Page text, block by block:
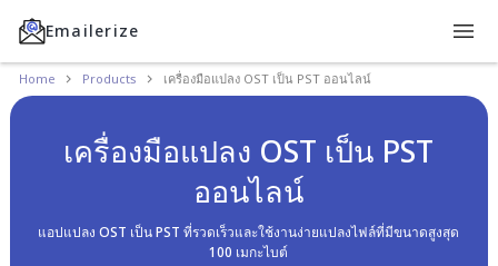
Emailerize
Home Products เครื่องมือแปลง OST เป็น PST ออนไลน์
เครื่องมือแปลง OST เป็น PST
ออนไลน์
แอปแปลง OST เป็น PST ที่รวดเร็วและใช้งานง่ายแปลงไฟล์ที่มีขนาดสูงสุด
100 เมกะไบต์